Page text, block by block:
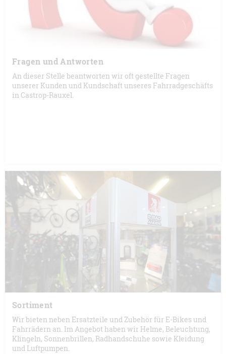
Fragen und Antworten
An dieser Stelle beantworten wir oft gestellte Fragen
unserer Kunden und Kundschaft unseres Fahrradgeschäfts
in Castrop-Rauxel.
Sortiment
Wir bieten neben Ersatzteile und Zubehör für E-Bikes und
Fahrrädern an. Im Angebot haben wir Helme, Beleuchtung,
Klingeln, Sonnenbrillen, Radhandschuhe sowie Kleidung
und Luftpumpen.